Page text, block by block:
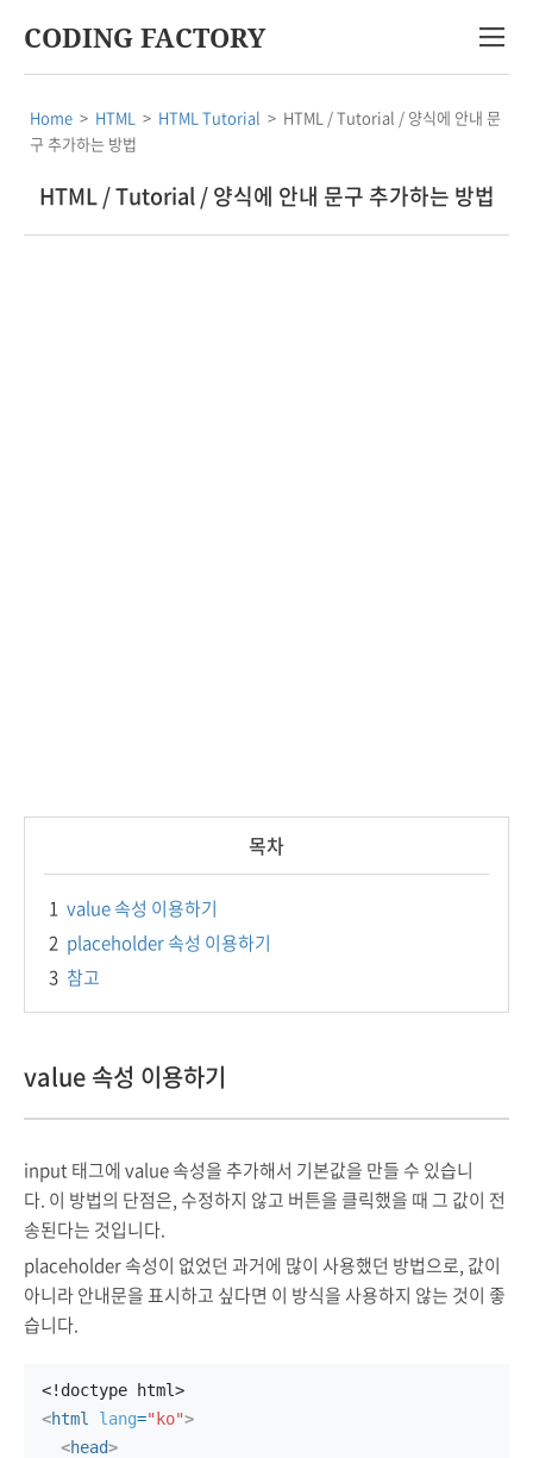
CODING FACTORY
Home > HTML > HTML Tutorial > HTML / Tutorial / 양식에 안내 문
구 추가하는 방법
HTML / Tutorial / 양식에 안내 문구 추가하는 방법
목차
1 value 속성 이용하기
2 placeholder 속성 이용하기
3 참고
value 속성 이용하기
input 태그에 value 속성을 추가해서 기본값을 만들 수 있습니
다. 이 방법의 단점은, 수정하지 않고 버튼을 클릭했을 때 그 값이 전
송된다는 것입니다.
placeholder 속성이 없었던 과거에 많이 사용했던 방법으로, 값이
아니라 안내문을 표시하고 싶다면 이 방식을 사용하지 않는 것이 좋
습니다.
<!doctype html>
<html lang="ko">
<head>